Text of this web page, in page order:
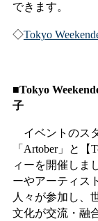
できます。
◇Tokyo
■Tokyo
子
イベントのス
「Artober」と【
ィーを開催しま
ーやアーティス
人々が参加し、
文化が交流・融